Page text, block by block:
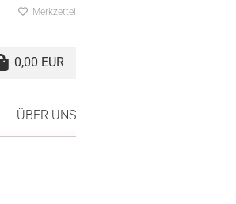
Merkzettel
0,00 EUR
ÜBER UNS